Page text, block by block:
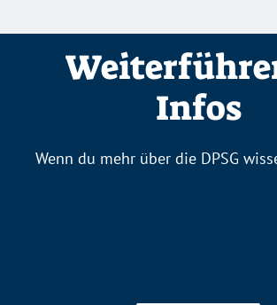
Infos
Wenn du mehr über die DPSG